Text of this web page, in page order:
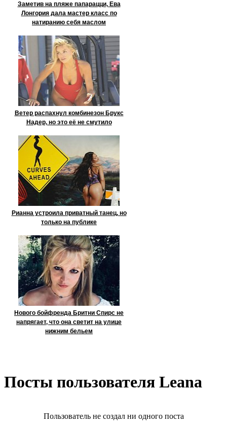
Заметив на пляже папарацци, Ева
Лонгория дала мастер класс по
натиранию себя маслом
Ветер распахнул комбинезон Брукс
Надер, но это её не смутило
Рианна устроила приватный танец, но
только на публике
Нового бойфренда Бритни Спирс не
напрягает, что она светит на улице
нижним бельем
Посты пользователя Leana
Пользователь не создал ни одного поста